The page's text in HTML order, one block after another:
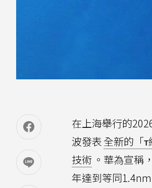
在上海舉行的
波發表全新的「
技術 。華為宣稱
年達到等同